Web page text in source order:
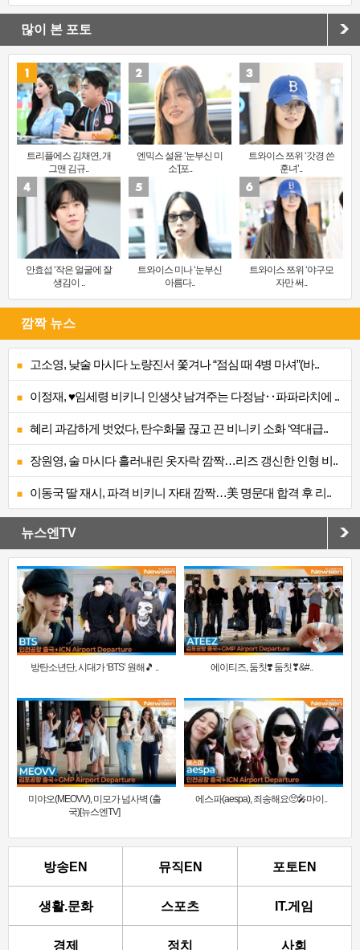
많이 본 포토
트리플에스 김채연, 개
그맨 김규..
엔믹스 설윤 ‘눈부신 미
소’[포..
트와이스 쯔위 ‘갓경 쓴
훈녀’..
안효섭 ‘작은 얼굴에 잘
생김이 ..
트와이스 미나 ‘눈부신
아름다..
트와이스 쯔위 ‘야구모
자만 써..
깜짝 뉴스
고소영, 낮술 마시다 노량진서 쫓겨나 “점심 때 4병 마셔”(바..
이정재, ♥임세령 비키니 인생샷 남겨주는 다정남‥파파라치에 ..
혜리 과감하게 벗었다, 탄수화물 끊고 끈 비니키 소화 ‘역대급..
장원영, 술 마시다 흘러내린 옷자락 깜짝…리즈 갱신한 인형 비..
이동국 딸 재시, 파격 비키니 자태 깜짝…美 명문대 합격 후 리..
뉴스엔TV
방탄소년단, 시대가 ‘BTS’ 원해🎵 .. 에이티즈, 둠칫❣️ 둠칫❣&#..
미야오(MEOVV), 미모가 넘사벽 (출
국)[뉴스엔TV]
에스파(aespa), 죄송해요🥺🎤마이..
방송EN 뮤직EN 포토EN
생활.문화 스포츠 IT.게임
경제 정치 사회